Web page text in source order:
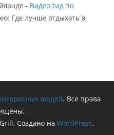
- Видео гид по
Где лучше отдыхать в
вещей. Все права
Создано на WordPress.